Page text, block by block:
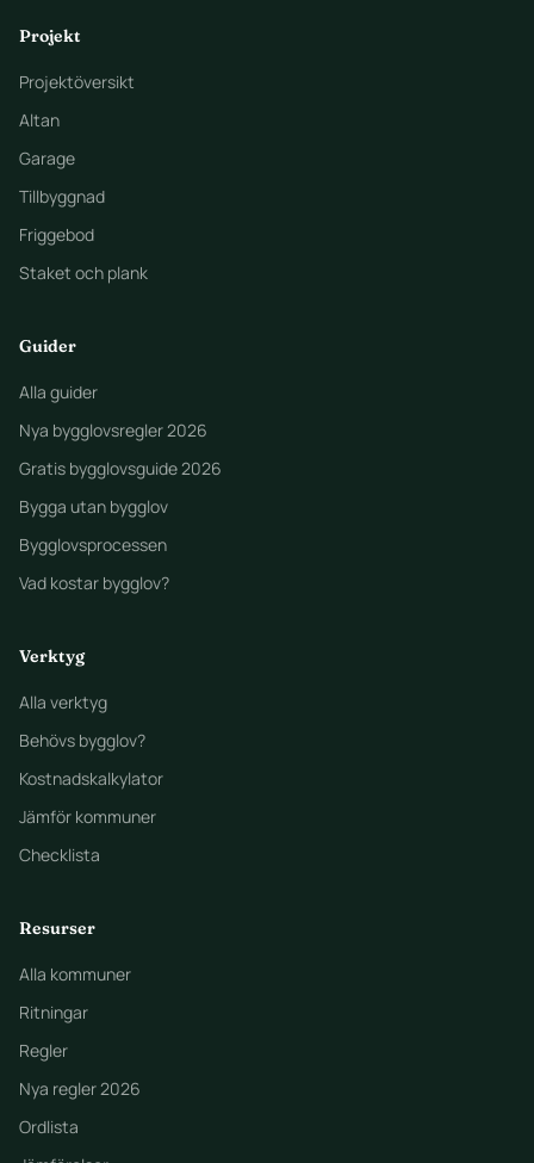
Projekt
Projektöversikt
Altan
Garage
Tillbyggnad
Friggebod
Staket och plank
Guider
Alla guider
Nya bygglovsregler 2026
Gratis bygglovsguide 2026
Bygga utan bygglov
Bygglovsprocessen
Vad kostar bygglov?
Verktyg
Alla verktyg
Behövs bygglov?
Kostnadskalkylator
Jämför kommuner
Checklista
Resurser
Alla kommuner
Ritningar
Regler
Nya regler 2026
Ordlista